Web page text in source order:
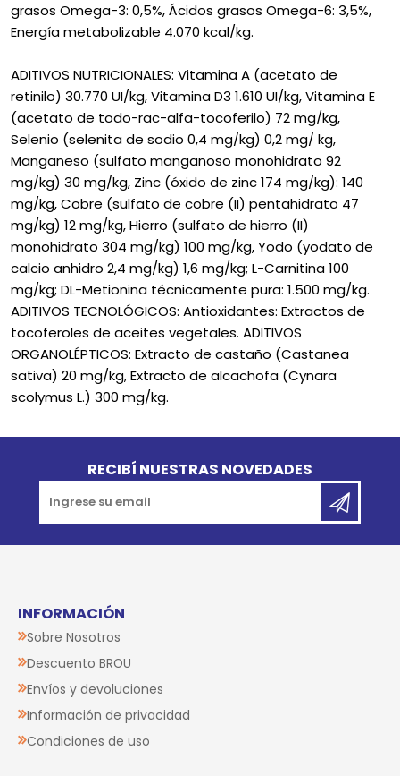
grasos Omega-3: 0,5%, Ácidos grasos Omega-6: 3,5%,
Energía metabolizable 4.070 kcal/kg.
ADITIVOS NUTRICIONALES: Vitamina A (acetato de
retinilo) 30.770 UI/kg, Vitamina D3 1.610 UI/kg, Vitamina E
(acetato de todo-rac-alfa-tocoferilo) 72 mg/kg,
Selenio (selenita de sodio 0,4 mg/kg) 0,2 mg/ kg,
Manganeso (sulfato manganoso monohidrato 92
mg/kg) 30 mg/kg, Zinc (óxido de zinc 174 mg/kg): 140
mg/kg, Cobre (sulfato de cobre (II) pentahidrato 47
mg/kg) 12 mg/kg, Hierro (sulfato de hierro (II)
monohidrato 304 mg/kg) 100 mg/kg, Yodo (yodato de
calcio anhidro 2,4 mg/kg) 1,6 mg/kg; L-Carnitina 100
mg/kg; DL-Metionina técnicamente pura: 1.500 mg/kg.
ADITIVOS TECNOLÓGICOS: Antioxidantes: Extractos de
tocoferoles de aceites vegetales. ADITIVOS
ORGANOLÉPTICOS: Extracto de castaño (Castanea
sativa) 20 mg/kg, Extracto de alcachofa (Cynara
scolymus L.) 300 mg/kg.
RECIBÍ NUESTRAS NOVEDADES
INFORMACIÓN
Sobre Nosotros
Descuento BROU
Envíos y devoluciones
Información de privacidad
Condiciones de uso